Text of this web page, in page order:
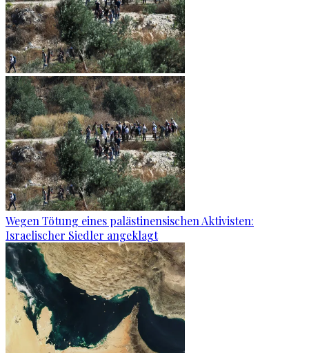
Wegen Tötung eines palästinensischen Aktivisten:
Israelischer Siedler angeklagt